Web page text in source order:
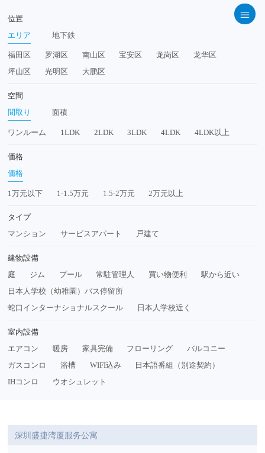
位置
エリア
地下鉄
福田区 罗湖区 南山区 宝安区 龙岗区
龙华区
坪山区
光明区 大鹏区
空間
間取り
面積
ワンルーム 1LDK 2LDK 3LDK 4LDK 4LDK以上
価格
価格
1万元以下 1‐1.5万元 1.5‐2万元 2万元以上
タイプ
マンション
サービスアパート 戸建て
建物設備
庭
ジム プール 常駐管理人 買い物便利
駅から近い
日本人学校（幼稚園）バス停留所
蛇口インターナショナルスクール
日本人学校近く
室内設備
エアコン
暖房 家具完備 フローリング
バルコニー
ガスコンロ
浴槽 WIFI込み
日本語番組（別途契約）
IHコンロ
ウオシュレット
深圳盛捷湾厦服务公寓